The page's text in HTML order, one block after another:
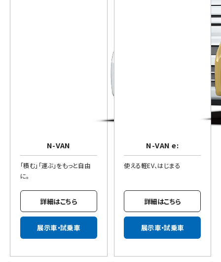
N-VAN
「積む」「運ぶ」をもっと自由
に。
詳細はこちら
展示車・試乗車
N-VAN e:
使える軽EV、はじまる
詳細はこちら
展示車・試乗車